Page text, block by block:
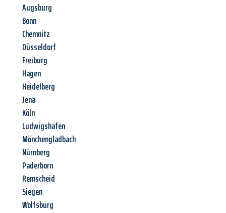
Augsburg
Bonn
Chemnitz
Düsseldorf
Freiburg
Hagen
Heidelberg
Jena
Köln
Ludwigshafen
Mönchengladbach
Nürnberg
Paderborn
Remscheid
Siegen
Wolfsburg